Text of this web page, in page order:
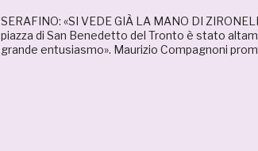
SERAFINO: «SI VEDE GIÀ LA MANO DI
piazza di San Benedetto del Tronto è stato
grande entusiasmo». Maurizio Compagnoni